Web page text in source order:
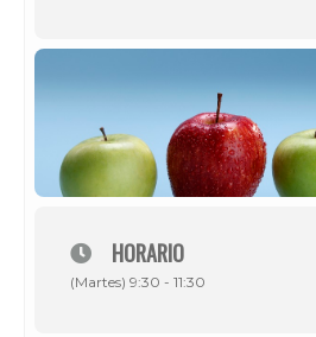
HORARIO
(Martes) 9:30 - 11:30